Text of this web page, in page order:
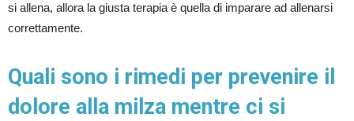
si allena, allora la giusta terapia è quella di imparare ad allenarsi
correttamente.
Quali sono i rimedi per prevenire il
dolore alla milza mentre ci si